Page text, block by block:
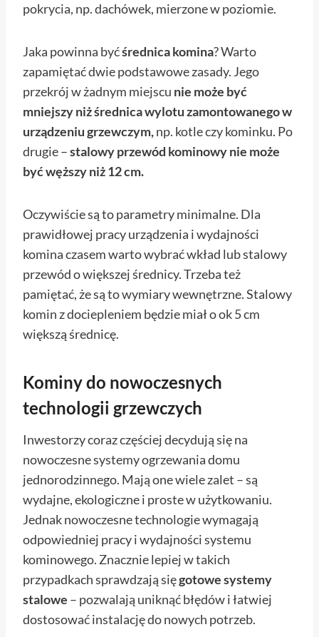
pokrycia, np. dachówek, mierzone w poziomie.
Jaka powinna byćśrednica komina? Warto
zapamiętać dwie podstawowe zasady. Jego
przekrój w żadnym miejscu nie może być
mniejszy niż średnica wylotu zamontowanego w
urządzeniu grzewczym,np. kotle czy kominku. Po
drugie –stalowy przewód kominowy nie może
być węższy niż 12 cm.
Oczywiście są to parametry minimalne. Dla
prawidłowej pracy urządzenia i wydajności
komina czasem warto wybrać wkład lub stalowy
przewód o większej średnicy. Trzeba też
pamiętać, że są to wymiary wewnętrzne. Stalowy
komin z dociepleniem będzie miał o ok 5 cm
większą średnicę.
Kominy do nowoczesnych
technologii grzewczych
Inwestorzy coraz częściej decydują się na
nowoczesne systemy ogrzewania domu
jednorodzinnego. Mają one wiele zalet – są
wydajne, ekologiczne i proste w użytkowaniu.
Jednak nowoczesne technologie wymagają
odpowiedniej pracy i wydajności systemu
kominowego. Znacznie lepiej w takich
przypadkach sprawdzają sięgotowe systemy
stalowe – pozwalają uniknąć błędów i łatwiej
dostosować instalację do nowych potrzeb.